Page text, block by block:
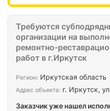
Требуются
организации на
ремонтно-
работ в г.Иркутск
Регион: Иркутская область
Адрес объекта: г. Иркутск,
Заказчик уже нашел